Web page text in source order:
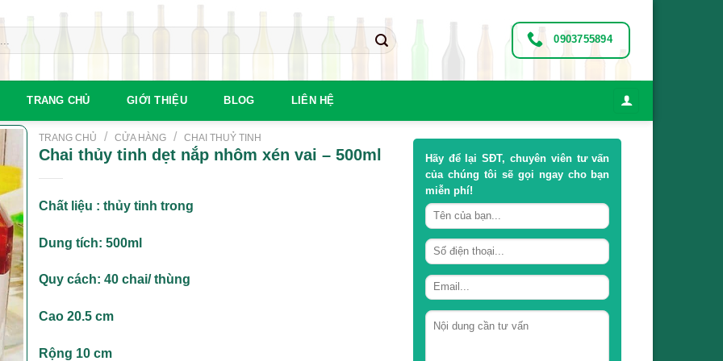
0903755894
TRANG CHỦ GIỚI THIỆU BLOG LIÊN HỆ
TRANG CHỦ / CỬA HÀNG / CHAI THUỶ TINH
Chai thủy tinh dẹt nắp nhôm xén vai – 500ml
Chất liệu : thủy tinh trong
Dung tích: 500ml
Quy cách: 40 chai/ thùng
Cao 20.5 cm
Rộng 10 cm
Hãy để lại SĐT, chuyên viên tư vấn
của chúng tôi sẽ gọi ngay cho bạn
miễn phí!